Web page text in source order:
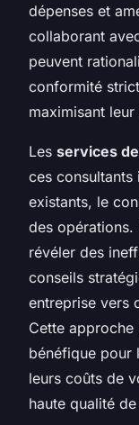
dépenses et
collaborant
peuvent
conformité
maximisant
Les services
ces
existants, le
des opérations.
révéler des
conseils
entreprise vers
Cette approche
bénéfique pour
leurs coûts de
haute qualité